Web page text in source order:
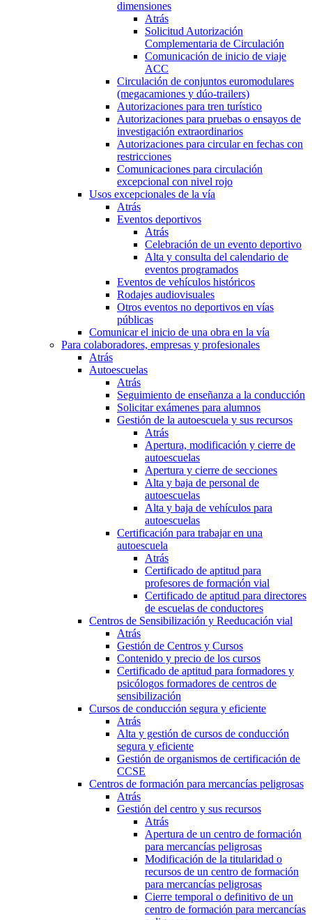
dimensiones
Atrás
Solicitud Autorización
Complementaria de Circulación
Comunicación de inicio de viaje
ACC
Circulación de conjuntos euromodulares
(megacamiones y dúo-trailers)
Autorizaciones para tren turístico
Autorizaciones para pruebas o ensayos de
investigación extraordinarios
Autorizaciones para circular en fechas con
restricciones
Comunicaciones para circulación
excepcional con nivel rojo
Usos excepcionales de la vía
Atrás
Eventos deportivos
Atrás
Celebración de un evento deportivo
Alta y consulta del calendario de
eventos programados
Eventos de vehículos históricos
Rodajes audiovisuales
Otros eventos no deportivos en vías
públicas
Comunicar el inicio de una obra en la vía
Para colaboradores, empresas y profesionales
Atrás
Autoescuelas
Atrás
Seguimiento de enseñanza a la conducción
Solicitar exámenes para alumnos
Gestión de la autoescuela y sus recursos
Atrás
Apertura, modificación y cierre de
autoescuelas
Apertura y cierre de secciones
Alta y baja de personal de
autoescuelas
Alta y baja de vehículos para
autoescuelas
Certificación para trabajar en una
autoescuela
Atrás
Certificado de aptitud para
profesores de formación vial
Certificado de aptitud para directores
de escuelas de conductores
Centros de Sensibilización y Reeducación vial
Atrás
Gestión de Centros y Cursos
Contenido y precio de los cursos
Certificado de aptitud para formadores y
psicólogos formadores de centros de
sensibilización
Cursos de conducción segura y eficiente
Atrás
Alta y gestión de cursos de conducción
segura y eficiente
Gestión de organismos de certificación de
CCSE
Centros de formación para mercancías peligrosas
Atrás
Gestión del centro y sus recursos
Atrás
Apertura de un centro de formación
para mercancías peligrosas
Modificación de la titularidad o
recursos de un centro de formación
para mercancías peligrosas
Cierre temporal o definitivo de un
centro de formación para mercancías